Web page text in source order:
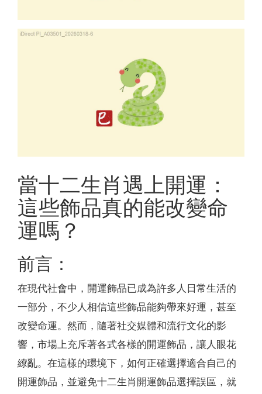
當十二生肖遇上開運：
這些飾品真的能改變命
運嗎？
前言：
在現代社會中，開運飾品已成為許多人日常生活的
一部分，不少人相信這些飾品能夠帶來好運，甚至
改變命運。然而，隨著社交媒體和流行文化的影
響，市場上充斥著各式各樣的開運飾品，讓人眼花
繚亂。在這樣的環境下，如何正確選擇適合自己的
開運飾品，並避免十二生肖開運飾品選擇誤區，就